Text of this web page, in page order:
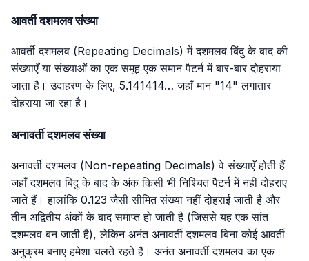
आवर्ती दशमलव संख्या
आवर्ती दशमलव (Repeating Decimals) में दशमलव बिंदु के बाद की
संख्याएँ या संख्याओं का एक समूह एक समान पैटर्न में बार-बार दोहराया
जाता है। उदाहरण के लिए, 5.141414… जहाँ मान "14" लगातार
दोहराया जा रहा है।
अनावर्ती दशमलव संख्या
अनावर्ती दशमलव (Non-repeating Decimals) वे संख्याएँ होती हैं
जहाँ दशमलव बिंदु के बाद के अंक किसी भी निश्चित पैटर्न में नहीं दोहराए
जाते हैं। हालांकि 0.123 जैसी सीमित संख्या नहीं दोहराई जाती है और
तीन अद्वितीय अंकों के बाद समाप्त हो जाती है (जिससे यह एक सांत
दशमलव बन जाती है), लेकिन अनंत अनावर्ती दशमलव बिना कोई आवर्ती
अनुक्रम बनाए हमेशा चलते रहते हैं। अनंत अनावर्ती दशमलव का एक